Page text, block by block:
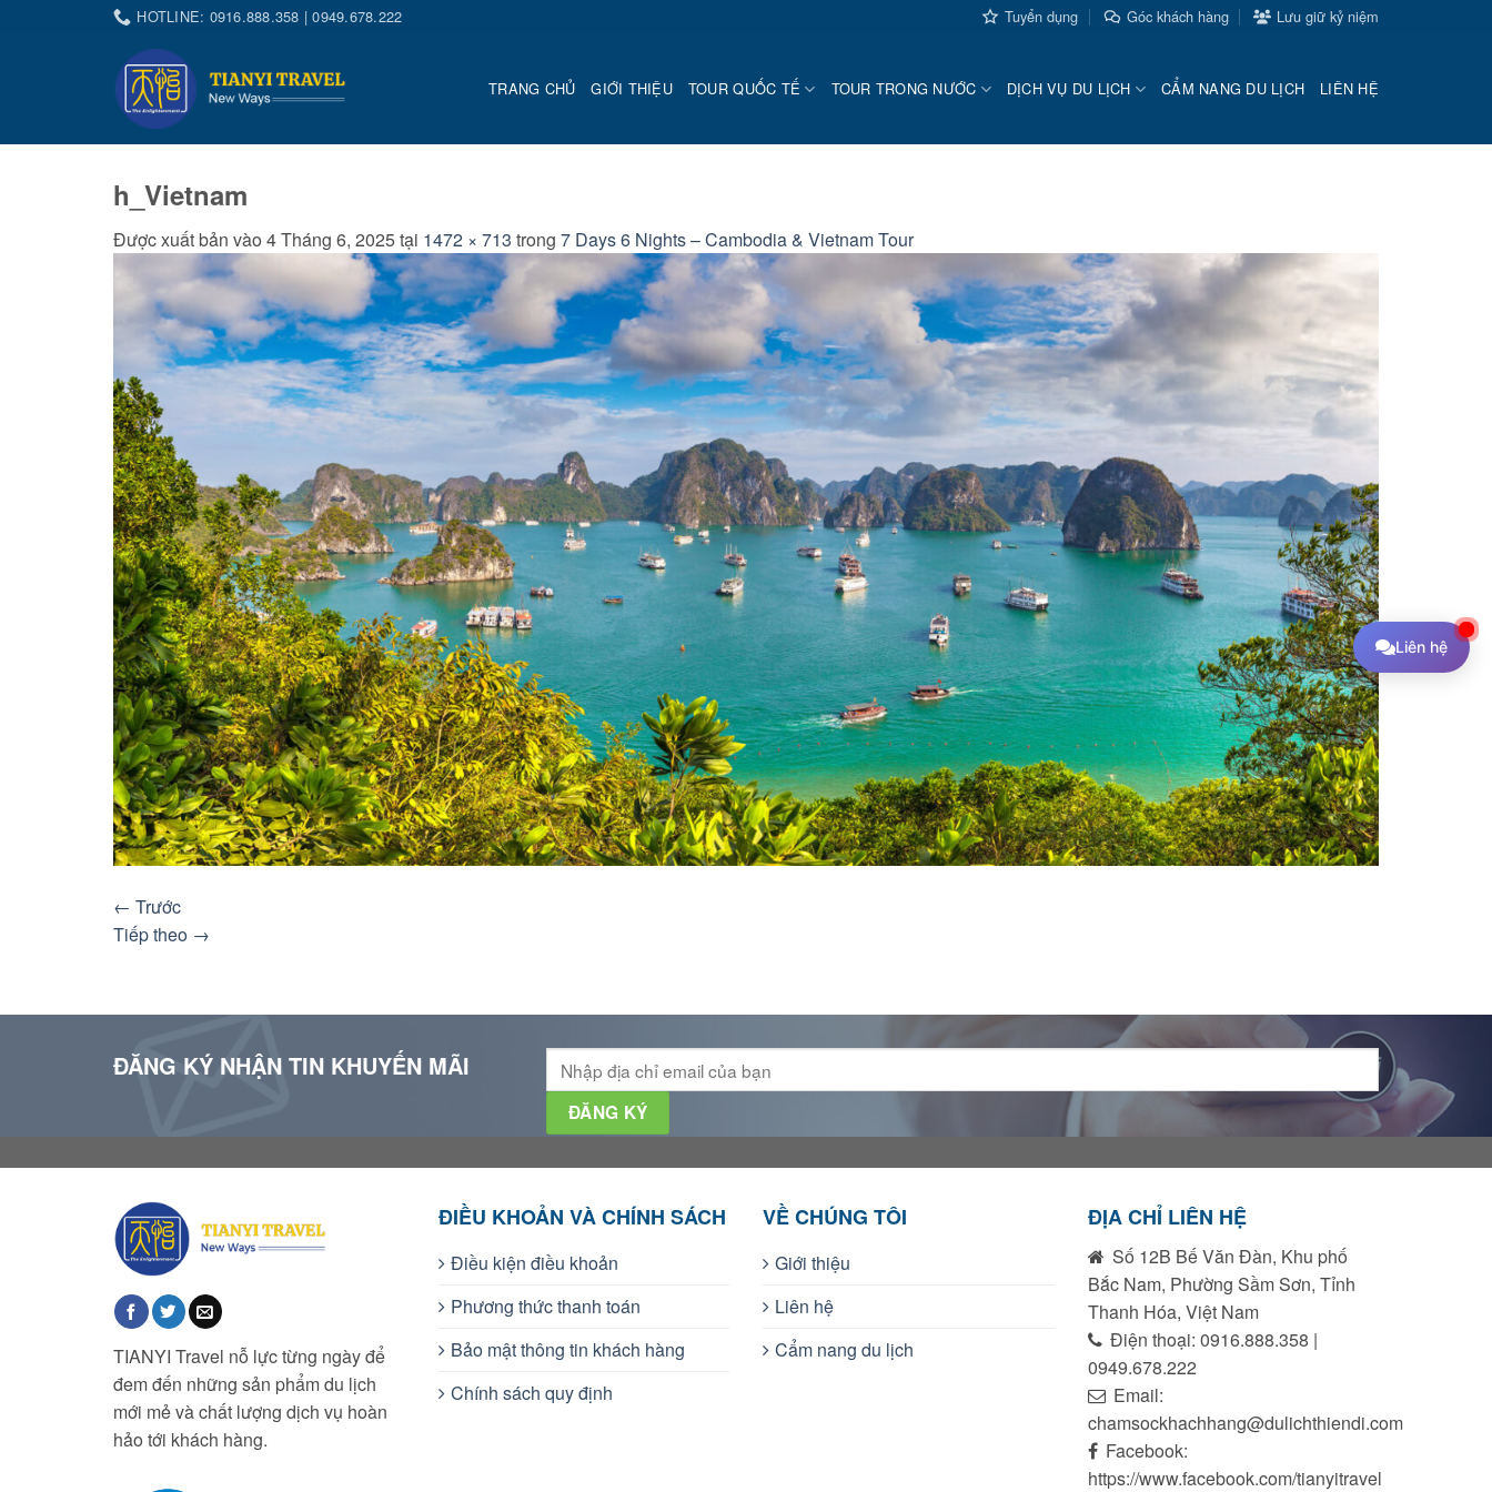
HOTLINE: 0916.888.358 | 0949.678.222 Tuyển dụng Góc khách hàng Lưu giữ kỷ niệm
TRANG CHỦ GIỚI THIỆU TOUR QUỐC TẾ TOUR TRONG NƯỚC DỊCH VỤ DU LỊCH CẨM NANG DU LỊCH LIÊN HỆ
h_Vietnam
Được xuất bản vào 4 Tháng 6, 2025tại 1472 × 713 trong 7 Days 6 Nights – Cambodia & Vietnam Tour
← Trước
Tiếp theo →
ĐĂNG KÝ NHẬN TIN KHUYẾN MÃI
TIANYI Travel nỗ lực từng ngày để
đem đến những sản phẩm du lịch
mới mẻ và chất lượng dịch vụ hoàn
hảo tới khách hàng.
ĐIỀU KHOẢN VÀ CHÍNH SÁCH
Điều kiện điều khoản
Phương thức thanh toán
Bảo mật thông tin khách hàng
Chính sách quy định
VỀ CHÚNG TÔI
Giới thiệu
Liên hệ
Cẩm nang du lịch
ĐỊA CHỈ LIÊN HỆ
Số 12B Bế Văn Đàn, Khu phố
Bắc Nam, Phường Sầm Sơn, Tỉnh
Thanh Hóa, Việt Nam
Điện thoại: 0916.888.358 |
0949.678.222
Email:
chamsockhachhang@dulichthiendi.com
Facebook:
https://www.facebook.com/tianyitravel
Liên hệ